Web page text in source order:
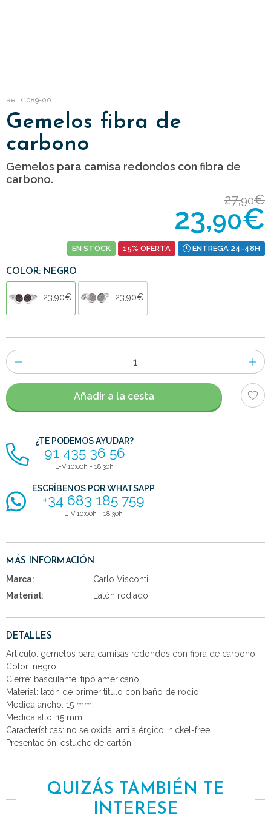
Ref: C089-00
Gemelos fibra de
carbono
Gemelos para camisa redondos con fibra de
carbono.
27,90€
23,90€
EN STOCK 15% OFERTA ENTREGA 24-48H
COLOR: NEGRO
23,90€ 23,90€
Número
de
artículos
Añadir a la cesta
¿TE PODEMOS AYUDAR?
91 435 36 56
L-V 10:00h - 18:30h
ESCRÍBENOS POR WHATSAPP
+34 683 185 759
L-V 10:00h - 18:30h
MÁS INFORMACIÓN
Marca:
Carlo Visconti
Material:
Latón rodiado
DETALLES
Articulo: gemelos para camisas redondos con fibra de carbono.
Color: negro.
Cierre: basculante, tipo americano.
Material: latón de primer titulo con baño de rodio.
Medida ancho: 15 mm.
Medida alto: 15 mm.
Características: no se oxida, anti alérgico, nickel-free.
Presentación: estuche de cartón.
QUIZÁS TAMBIÉN TE
INTERESE